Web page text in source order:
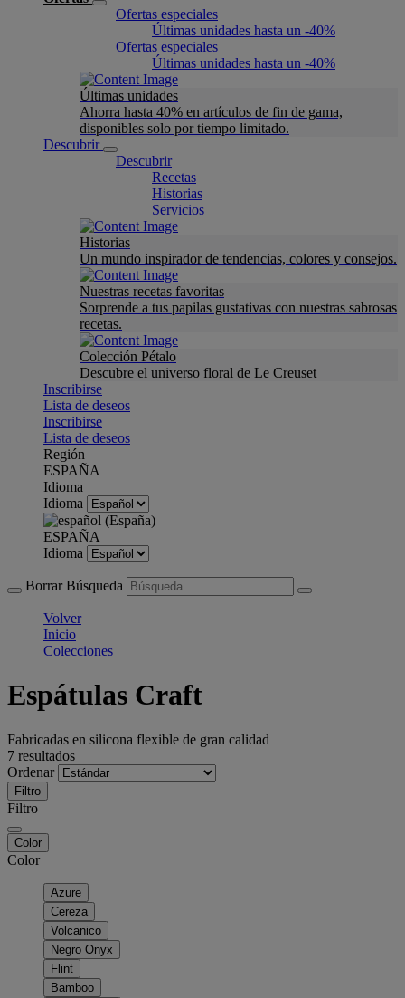
Ofertas especiales
Últimas unidades hasta un -40%
Ofertas especiales
Últimas unidades hasta un -40%
Últimas unidades
Ahorra hasta 40% en artículos de fin de gama,
disponibles solo por tiempo limitado.
Descubrir
Descubrir
Recetas
Historias
Servicios
Historias
Un mundo inspirador de tendencias, colores y consejos.
Nuestras recetas favoritas
Sorprende a tus papilas gustativas con nuestras sabrosas
recetas.
Colección Pétalo
Descubre el universo floral de Le Creuset
Inscribirse
Lista de deseos
Inscribirse
Lista de deseos
Región
ESPAÑA
Idioma
Idioma
ESPAÑA
Idioma
Borrar Búsqueda
Volver
Inicio
Colecciones
Espátulas Craft
Fabricadas en silicona flexible de gran calidad
7 resultados
Ordenar
Filtro
Filtro
Color
Color
Azure
Cereza
Volcanico
Negro Onyx
Flint
Bamboo